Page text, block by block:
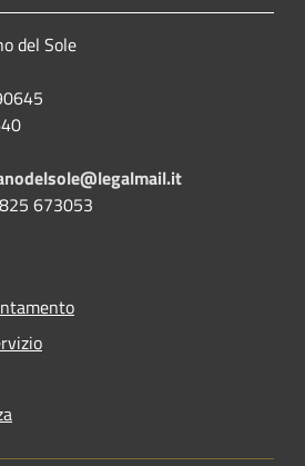
del Sole
673053